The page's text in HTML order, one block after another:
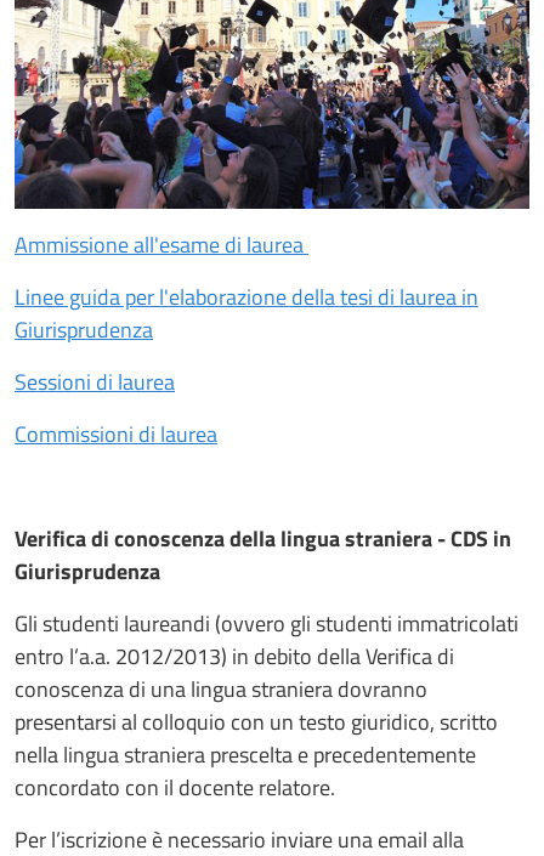
Ammissione all'esame di laurea
Linee guida per l'elaborazione della tesi di laurea in
Giurisprudenza
Sessioni di laurea
Commissioni di laurea
Verifica di conoscenza della lingua straniera - CDS in
Giurisprudenza
Gli studenti laureandi (ovvero gli studenti immatricolati
entro l’a.a. 2012/2013) in debito della Verifica di
conoscenza di una lingua straniera dovranno
presentarsi al colloquio con un testo giuridico, scritto
nella lingua straniera prescelta e precedentemente
concordato con il docente relatore.
Per l’iscrizione è necessario inviare una email alla